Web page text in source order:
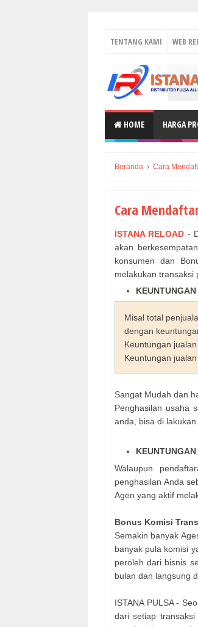
TENTANG KAMI WEB
HOME HARGA
Beranda › Cara
Cara
ISTANA RELOAD -
akan
konsumen dan
melakukan transaksi
Misal total
dengan
Keuntungan
Keuntungan
Sangat Mudah dan
Penghasilan usaha
anda, bisa di
Walaupun
penghasilan Anda
Agen yang aktif
Bonus Komisi
Semakin banyak
banyak pula komisi
peroleh dari bisnis
bulan dan langsung
ISTANA PULSA -
dari setiap